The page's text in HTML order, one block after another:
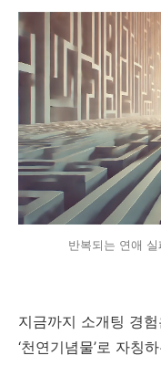
반복되는 연애
지금까지 소개팅 경
‘천연기념물’로 자칭